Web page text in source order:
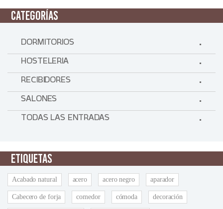
CATEGORÍAS
DORMITORIOS
HOSTELERIA
RECIBIDORES
SALONES
TODAS LAS ENTRADAS
ETIQUETAS
Acabado natural acero acero negro aparador
Cabecero de forja comedor cómoda decoración